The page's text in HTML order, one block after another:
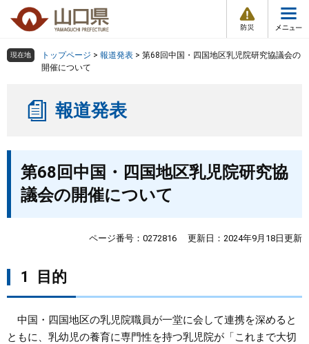
の
ー
情
報
メ
ュ
組織で探す
くらし・環境
しごと・産業・観光
まちづくり
検索の仕方 組織で探す
現在地 トップページ > 報道発表 > 第68回中国・四国地区乳児院研究協議会の
開催について
報道発表
第68回中国・四国地区乳児院研究協
議会の開催について
ページ番号：0272816 更新日：2024年9月18日更新
1 目的
中国・四国地区の乳児院職員が一堂に会して連携を深めると
ともに、乳幼児の養育に専門性を持つ乳児院が「これまで大切